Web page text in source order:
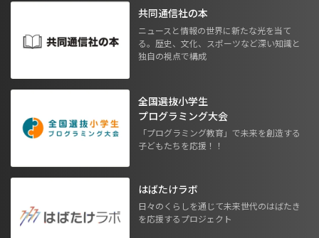
共同通信社の本
ニュースと情報の世界に新たな光を当て
る。歴史、文化、スポーツなど深い知識と
独自の視点で構成
全国選抜小学生
プログラミング大会
「プログラミング教育」で未来を創造する
子どもたちを応援！！
はばたけラボ
日々のくらしを通じて未来世代のはばたき
を応援するプロジェクト